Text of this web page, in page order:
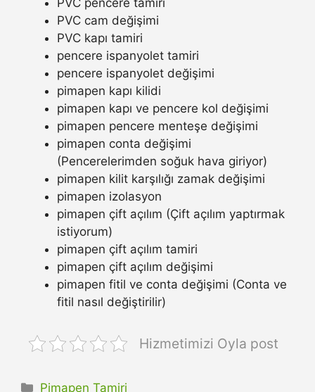
PVC pencere tamiri
PVC cam değişimi
PVC kapı tamiri
pencere ispanyolet tamiri
pencere ispanyolet değişimi
pimapen kapı kilidi
pimapen kapı ve pencere kol değişimi
pimapen pencere menteşe değişimi
pimapen conta değişimi
(Pencerelerimden soğuk hava giriyor)
pimapen kilit karşılığı zamak değişimi
pimapen izolasyon
pimapen çift açılım (Çift açılım yaptırmak
istiyorum)
pimapen çift açılım tamiri
pimapen çift açılım değişimi
pimapen fitil ve conta değişimi (Conta ve
fitil nasıl değiştirilir)
Hizmetimizi Oyla post
Kategoriler
Pimapen Tamiri